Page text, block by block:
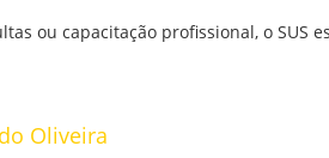
ou capacitação profissional, o SUS
Oliveira